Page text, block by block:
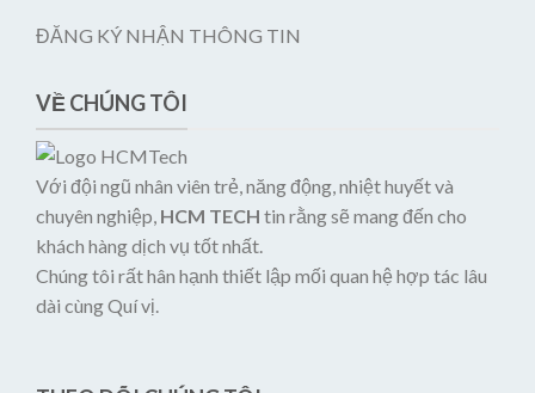
VỀ CHÚNG TÔI
Với đội ngũ nhân viên trẻ, năng động, nhiệt huyết và
chuyên nghiệp, HCM TECH tin rằng sẽ mang đến cho
khách hàng dịch vụ tốt nhất.
Chúng tôi rất hân hạnh thiết lập mối quan hệ hợp tác lâu
dài cùng Quí vị.
ĐĂNG KÝ NHẬN THÔNG TIN